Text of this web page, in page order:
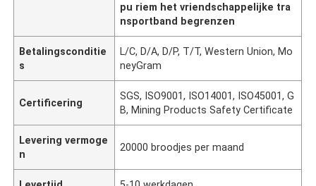
pu riem het vriendschappelijke tra
nsportband begrenzen
Betalingsconditie
s
L/C, D/A, D/P, T/T, Western Union, Mo
neyGram
Certificering
SGS, ISO9001, ISO14001, ISO45001, G
B, Mining Products Safety Certificate
Levering vermoge
n
20000 broodjes per maand